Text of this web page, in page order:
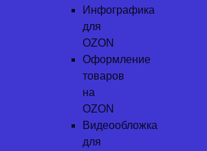
Инфографика
для
OZON
Оформление
товаров
на
OZON
Видеообложка
для